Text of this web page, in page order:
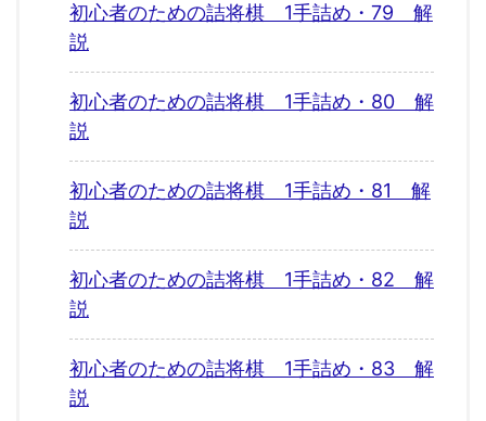
初心者のための詰将棋 1手詰め・79 解
説
初心者のための詰将棋 1手詰め・80 解
説
初心者のための詰将棋 1手詰め・81 解
説
初心者のための詰将棋 1手詰め・82 解
説
初心者のための詰将棋 1手詰め・83 解
説